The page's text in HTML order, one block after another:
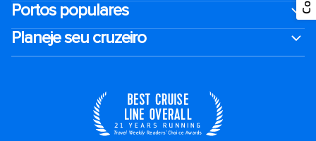
Portos populares
Planeje seu cruzeiro